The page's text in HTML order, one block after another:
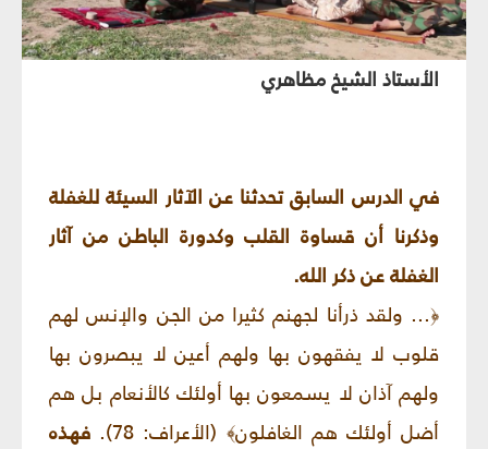
الأستاذ الشيخ مظاهري
في الدرس السابق تحدثنا عن الآثار السيئة للغفلة
وذكرنا أن قساوة القلب وكدورة الباطن من آثار
الغفلة عن ذكر الله.
﴿... ولقد ذرأنا لجهنم كثيرا من الجن والإنس لهم
قلوب لا يفقهون بها ولهم أعين لا يبصرون بها
ولهم آذان لا يسمعون بها أولئك كالأنعام بل هم
أضل أولئك هم الغافلون﴾ (الأعراف: 78).
فهذه